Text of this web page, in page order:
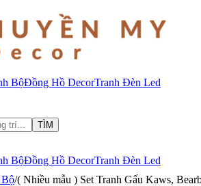
BộĐồng Hồ DecorTranh Đèn Led
TÌM
BộĐồng Hồ DecorTranh Đèn Led
Bộ/( Nhiều mẫu ) Set Tranh Gấu Kaws,